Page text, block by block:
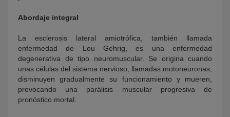
Abordaje integral
La esclerosis lateral amiotrófica, también llamada
enfermedad de Lou Gehrig, es una enfermedad
degenerativa de tipo neuromuscular. Se origina cuando
unas células del sistema nervioso, llamadas motoneuronas,
disminuyen gradualmente su funcionamiento y mueren,
provocando una parálisis muscular progresiva de
pronóstico mortal.